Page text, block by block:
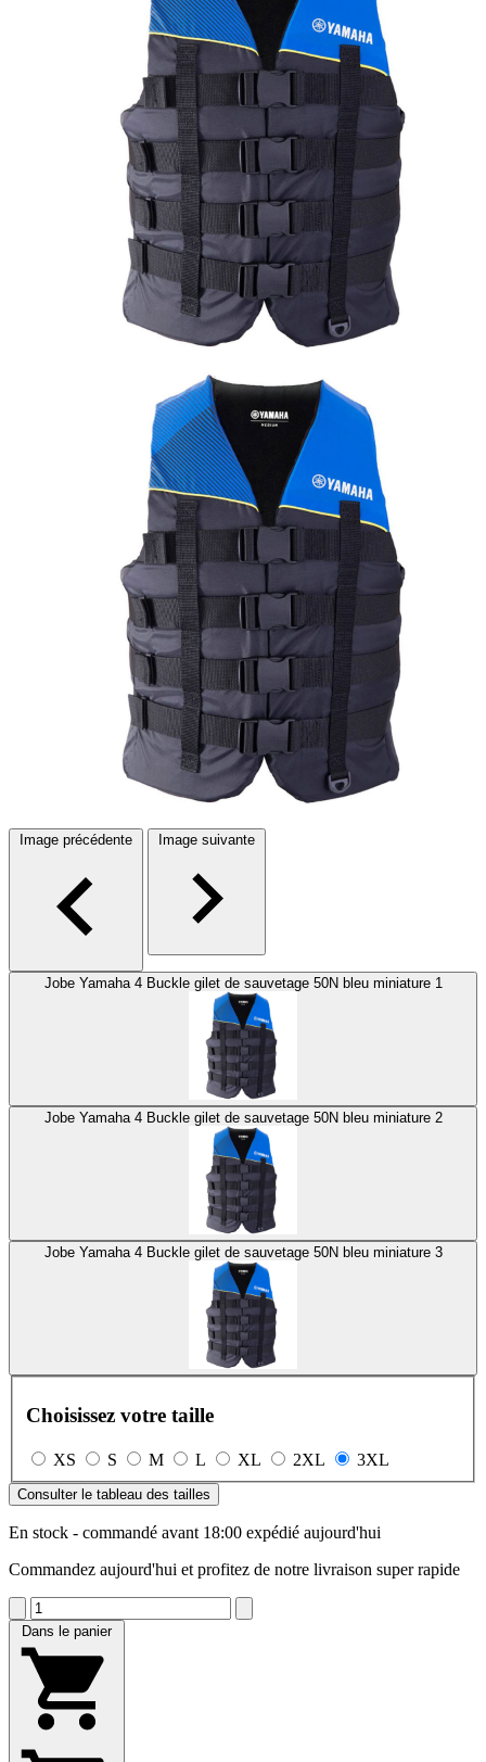
Image précédente Image suivante
Jobe Yamaha 4 Buckle gilet de sauvetage 50N bleu miniature 1
Jobe Yamaha 4 Buckle gilet de sauvetage 50N bleu miniature 2
Jobe Yamaha 4 Buckle gilet de sauvetage 50N bleu miniature 3
Choisissez votre taille
XS S M L XL 2XL 3XL
Consulter le tableau des tailles
En stock - commandé avant 18:00 expédié aujourd'hui
Commandez aujourd'hui et profitez de notre livraison super rapide
Dans le panier